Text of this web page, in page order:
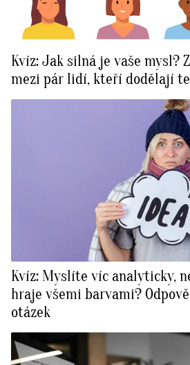
Kvíz: Jak silná je vaše mysl?
mezi pár lidí, kteří dodělají
Kvíz: Myslíte víc analyticky,
hraje všemi barvami?
otázek